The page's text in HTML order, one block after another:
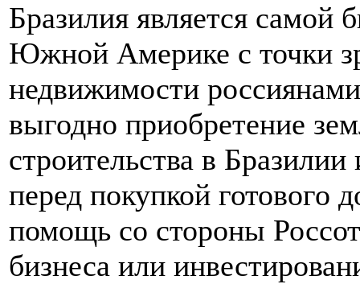
Бразилия является самой
Южной Америке с точки
недвижимости
выгодно приобретение
строительства в
перед покупкой готового
помощь со стороны
бизнеса или